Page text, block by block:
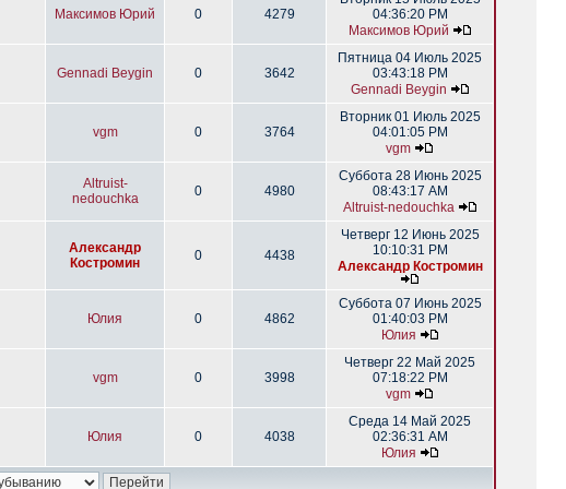
Максимов Юрий 0 4279
04:36:20 PM
Максимов Юрий
Gennadi Beygin 0 3642
Пятница 04 Июль 2025
03:43:18 PM
Gennadi Beygin
vgm 0 3764
Вторник 01 Июль 2025
04:01:05 PM
vgm
Altruist-
nedouchka
0 4980
Суббота 28 Июнь 2025
08:43:17 AM
Altruist-nedouchka
Александр
Костромин
0 4438
Четверг 12 Июнь 2025
10:10:31 PM
Александр Костромин
Юлия 0 4862
Суббота 07 Июнь 2025
01:40:03 PM
Юлия
vgm 0 3998
Четверг 22 Май 2025
07:18:22 PM
vgm
Юлия 0 4038
Среда 14 Май 2025
02:36:31 AM
Юлия